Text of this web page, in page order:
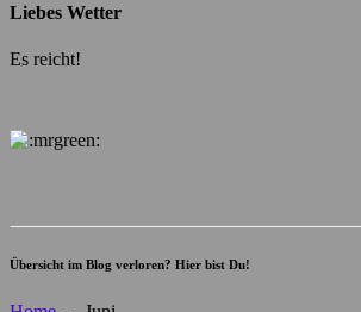
Liebes Wetter
Es reicht!
Übersicht im Blog verloren? Hier bist Du!